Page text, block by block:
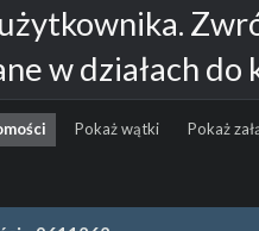
w działach
Pokaż wątki Pokaż